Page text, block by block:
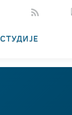
СТУДИЈЕ